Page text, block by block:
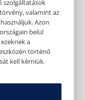
szolgáltatások
valamint az
Azon
belül
a
történő
kell kérniük.